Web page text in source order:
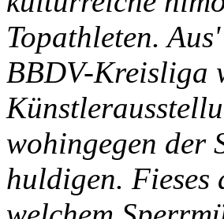
Topathleten.
BBDV-Kreisliga
wohingegen der
huldigen.